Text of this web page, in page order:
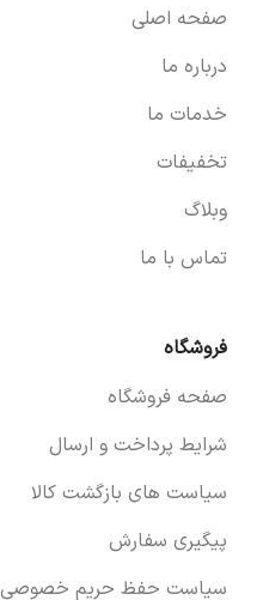
صفحه اصلی
درباره ما
خدمات ما
تخفیفات
وبلاگ
تماس با ما
فروشگاه
صفحه فروشگاه
شرایط پرداخت و ارسال
سیاست های بازگشت کالا
پیگیری سفارش
سیاست حفظ حریم خصوصی